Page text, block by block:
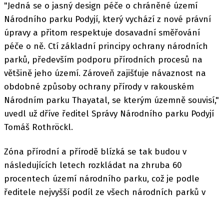
"Jedná se o jasný design péče o chráněné území
Národního parku Podyjí, který vychází z nové právní
úpravy a přitom respektuje dosavadní směřování
péče o ně. Ctí základní principy ochrany národních
parků, především podporu přírodních procesů na
většině jeho území. Zároveň zajišťuje návaznost na
obdobné způsoby ochrany přírody v rakouském
Národním parku Thayatal, se kterým územně souvisí,"
uvedl už dříve ředitel Správy Národního parku Podyjí
Tomáš Rothröckl.
Zóna přírodní a přírodě blízká se tak budou v
následujících letech rozkládat na zhruba 60
procentech území národního parku, což je podle
ředitele nejvyšší podíl ze všech národních parků v